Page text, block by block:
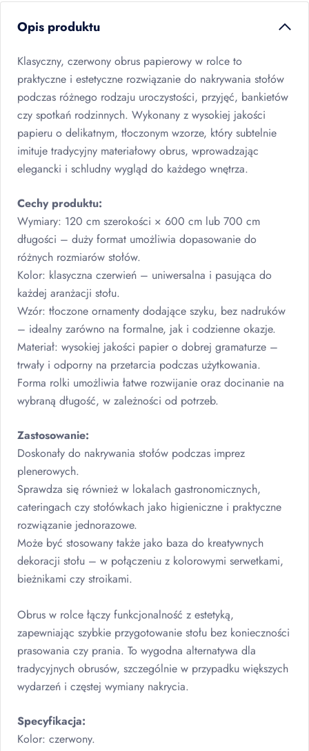
Opis produktu
Klasyczny, czerwony obrus papierowy w rolce to
praktyczne i estetyczne rozwiązanie do nakrywania stołów
podczas różnego rodzaju uroczystości, przyjęć, bankietów
czy spotkań rodzinnych. Wykonany z wysokiej jakości
papieru o delikatnym, tłoczonym wzorze, który subtelnie
imituje tradycyjny materiałowy obrus, wprowadzając
elegancki i schludny wygląd do każdego wnętrza.
Cechy produktu:
Wymiary: 120 cm szerokości × 600 cm lub 700 cm
długości – duży format umożliwia dopasowanie do
różnych rozmiarów stołów.
Kolor: klasyczna czerwień – uniwersalna i pasująca do
każdej aranżacji stołu.
Wzór: tłoczone ornamenty dodające szyku, bez nadruków
– idealny zarówno na formalne, jak i codzienne okazje.
Materiał: wysokiej jakości papier o dobrej gramaturze –
trwały i odporny na przetarcia podczas użytkowania.
Forma rolki umożliwia łatwe rozwijanie oraz docinanie na
wybraną długość, w zależności od potrzeb.
Zastosowanie:
Doskonały do nakrywania stołów podczas imprez
plenerowych.
Sprawdza się również w lokalach gastronomicznych,
cateringach czy stołówkach jako higieniczne i praktyczne
rozwiązanie jednorazowe.
Może być stosowany także jako baza do kreatywnych
dekoracji stołu – w połączeniu z kolorowymi serwetkami,
bieżnikami czy stroikami.
Obrus w rolce łączy funkcjonalność z estetyką,
zapewniając szybkie przygotowanie stołu bez konieczności
prasowania czy prania. To wygodna alternatywa dla
tradycyjnych obrusów, szczególnie w przypadku większych
wydarzeń i częstej wymiany nakrycia.
Specyfikacja:
Kolor: czerwony.